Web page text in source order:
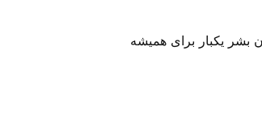
بشر یکبار برای همیشه